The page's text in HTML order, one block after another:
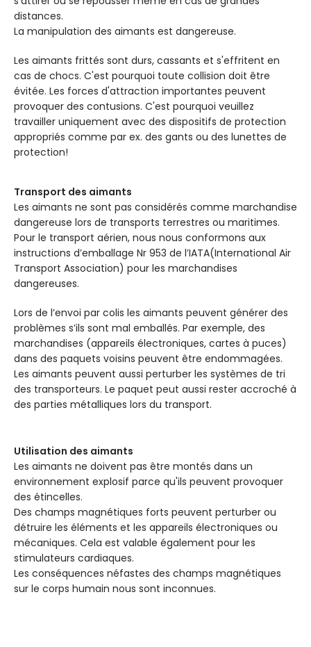
distances.
La manipulation des aimants est dangereuse.
Les aimants frittés sont durs, cassants et s'effritent en
cas de chocs. C'est pourquoi toute collision doit être
évitée. Les forces d'attraction importantes peuvent
provoquer des contusions. C'est pourquoi veuillez
travailler uniquement avec des dispositifs de protection
appropriés comme par ex. des gants ou des lunettes de
protection!
Transport des aimants
Les aimants ne sont pas considérés comme marchandise
dangereuse lors de transports terrestres ou maritimes.
Pour le transport aérien, nous nous conformons aux
instructions d’emballage Nr 953 de l’IATA(International Air
Transport Association) pour les marchandises
dangereuses.
Lors de l’envoi par colis les aimants peuvent générer des
problèmes s’ils sont mal emballés. Par exemple, des
marchandises (appareils électroniques, cartes à puces)
dans des paquets voisins peuvent être endommagées.
Les aimants peuvent aussi perturber les systèmes de tri
des transporteurs. Le paquet peut aussi rester accroché à
des parties métalliques lors du transport.
Utilisation des aimants
Les aimants ne doivent pas être montés dans un
environnement explosif parce qu'ils peuvent provoquer
des étincelles.
Des champs magnétiques forts peuvent perturber ou
détruire les éléments et les appareils électroniques ou
mécaniques. Cela est valable également pour les
stimulateurs cardiaques.
Les conséquences néfastes des champs magnétiques
sur le corps humain nous sont inconnues.